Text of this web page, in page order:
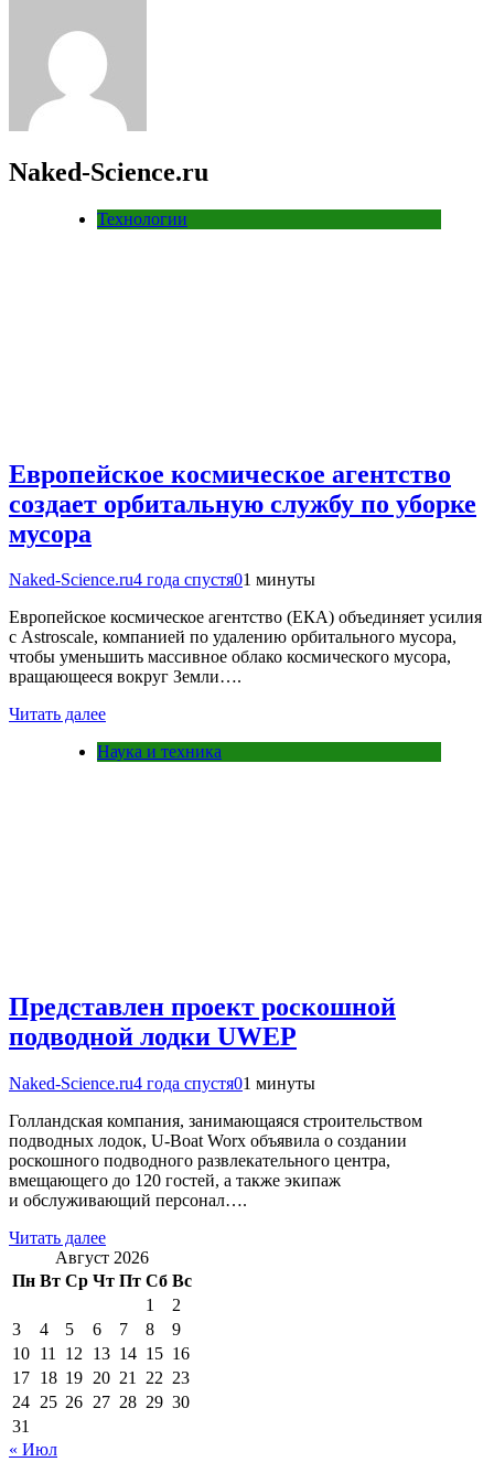
Naked-Science.ru
Технологии
Европейское космическое агентство
создает орбитальную службу по уборке
мусора
Naked-Science.ru4 года спустя01 минуты
Европейское космическое агентство (ЕКА) объединяет усилия
с Astroscale, компанией по удалению орбитального мусора,
чтобы уменьшить массивное облако космического мусора,
вращающееся вокруг Земли….
Читать далее
Наука и техника
Представлен проект роскошной
подводной лодки UWEP
Naked-Science.ru4 года спустя01 минуты
Голландская компания, занимающаяся строительством
подводных лодок, U-Boat Worx объявила о создании
роскошного подводного развлекательного центра,
вмещающего до 120 гостей, а также экипаж
и обслуживающий персонал….
Читать далее
Август 2026
Пн Вт Ср Чт Пт Сб Вс
1
2
3
4 5 6 7 8
9
10 11 12 13 14 15 16
17 18 19 20 21 22 23
24 25 26 27 28 29 30
31
« Июл